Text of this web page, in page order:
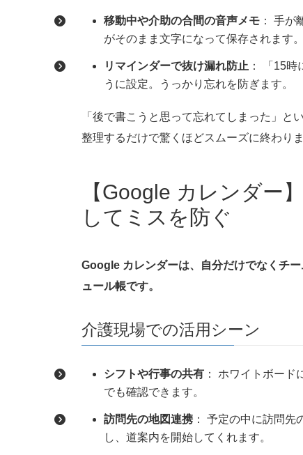
移動中や介助の合間の音声メモ ： 手
がそのまま文字になって保存されます。
リマインダーで抜け漏れ防止 ： 「15
うに設定。うっかり忘れを防ぎます。
「後で書こうと思って忘れてしまった」
整理するだけで驚くほどスムーズに終わりま
【Google カレンダー
してミスを防ぐ
Google カレンダーは、自分だけでなくチ
ュール帳です。
介護現場での活用シーン
シフトや行事の共有 ： ホワイトボー
でも確認できます。
訪問先の地図連携 ： 予定の中に訪問
し、道案内を開始してくれます。